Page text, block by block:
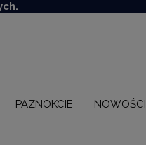
PAZNOKCIE NOWOŚCI